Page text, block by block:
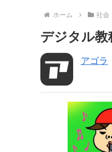
ホーム 社会
デジタル教
アゴラ